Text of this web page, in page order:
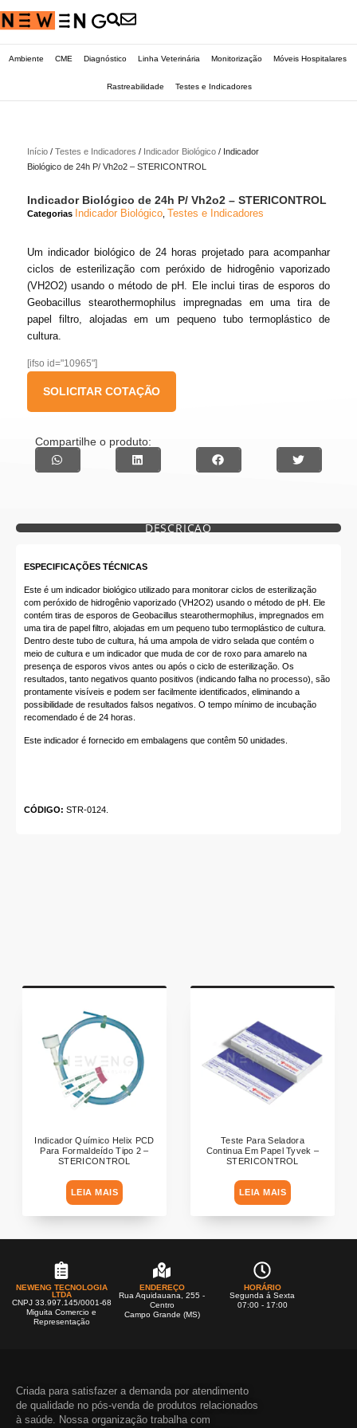
Ambiente CME Diagnóstico Linha Veterinária Monitorização Móveis Hospitalares
Rastreabilidade Testes e Indicadores
Início / Testes e Indicadores / Indicador Biológico / Indicador
Biológico de 24h P/ Vh2o2 – STERICONTROL
Indicador Biológico de 24h P/ Vh2o2 – STERICONTROL
Categorias Indicador Biológico Testes e Indicadores
Um indicador biológico de 24 horas projetado para acompanhar
ciclos de esterilização com peróxido de hidrogênio vaporizado
(VH2O2) usando o método de pH. Ele inclui tiras de esporos do
Geobacillus stearothermophilus impregnadas em uma tira de
papel filtro, alojadas em um pequeno tubo termoplástico de
cultura.
[ifso id="10965"]
SOLICITAR COTAÇÃO
Compartilhe o produto:
DESCRIÇÃO
ESPECIFICAÇÕES TÉCNICAS
Este é um indicador biológico utilizado para monitorar ciclos de esterilização
com peróxido de hidrogênio vaporizado (VH2O2) usando o método de pH. Ele
contém tiras de esporos de Geobacillus stearothermophilus, impregnados em
uma tira de papel filtro, alojadas em um pequeno tubo termoplástico de cultura.
Dentro deste tubo de cultura, há uma ampola de vidro selada que contém o
meio de cultura e um indicador que muda de cor de roxo para amarelo na
presença de esporos vivos antes ou após o ciclo de esterilização. Os
resultados, tanto negativos quanto positivos (indicando falha no processo), são
prontamente visíveis e podem ser facilmente identificados, eliminando a
possibilidade de resultados falsos negativos. O tempo mínimo de incubação
recomendado é de 24 horas.
Este indicador é fornecido em embalagens que contêm 50 unidades.
CÓDIGO: STR-0124.
Indicador Químico Helix PCD
Para Formaldeído Tipo 2 –
STERICONTROL
LEIA MAIS
Teste Para Seladora
Continua Em Papel Tyvek –
STERICONTROL
LEIA MAIS
NEWENG TECNOLOGIA
LTDA
CNPJ 33.997.145/0001-68
Miguita Comercio e
Representação
ENDEREÇO
Rua Aquidauana, 255 -
Centro
Campo Grande (MS)
HORÁRIO
Segunda á Sexta
07:00 - 17:00
Criada para satisfazer a demanda por atendimento
de qualidade no pós-venda de produtos relacionados
à saúde. Nossa organização trabalha com